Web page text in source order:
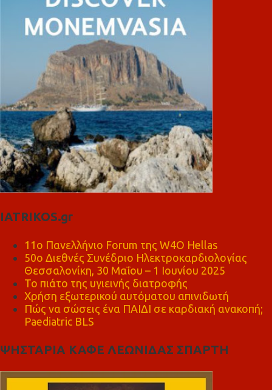
IATRIKOS.gr
11ο Πανελλήνιο Forum της W4O Hellas
50ο Διεθνές Συνέδριο Ηλεκτροκαρδιολογίας
Θεσσαλονίκη, 30 Μαΐου – 1 Ιουνίου 2025
Το πιάτο της υγιεινής διατροφής
Χρήση εξωτερικού αυτόματου απινιδωτή
Πώς να σώσεις ένα ΠΑΙΔΙ σε καρδιακή ανακοπή;
Paediatric BLS
ΨΗΣΤΑΡΙΑ ΚΑΦΕ ΛΕΩΝΙΔΑΣ ΣΠΑΡΤΗ